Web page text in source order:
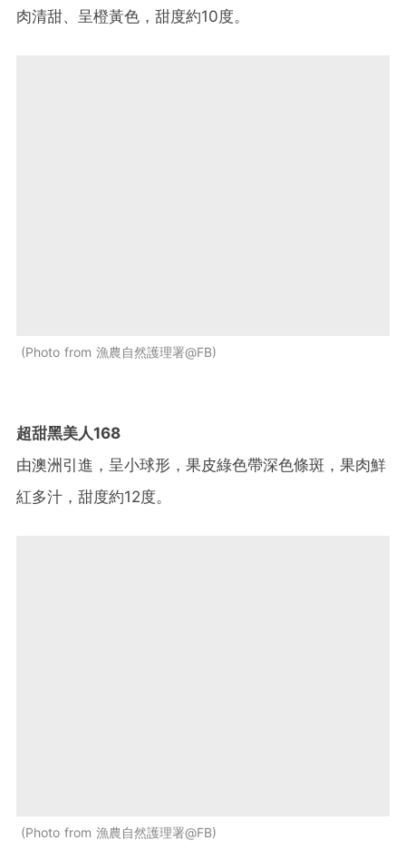
肉清甜、呈橙黃色，甜度約10度。
Photo from 漁農自然護理署@FB
超甜黑美人168
由澳洲引進，呈小球形，果皮綠色帶深色條斑，果肉鮮
紅多汁，甜度約12度。
Photo from 漁農自然護理署@FB